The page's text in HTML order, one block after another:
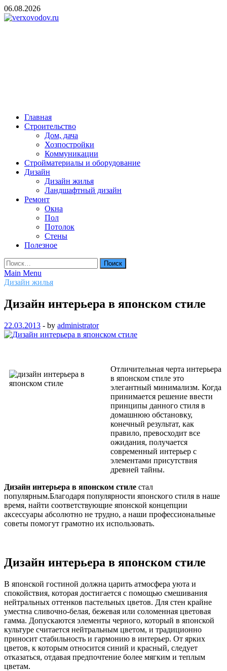
Skip
to
06.08.2026
Главная
Строительство
Дом, дача
Хозпостройки
Коммуникации
Стройматериалы и оборудование
Дизайн
Дизайн жилья
Ландшафтный дизайн
Ремонт
Окна
Пол
Потолок
Стены
Полезное
Найти:
Main Menu
Дизайн жилья
Дизайн интерьера в японском стиле
22.03.2013 - by administrator
Отличительная черта интерьера
в японском стиле это
элегантный минимализм. Когда
принимается решение ввести
принципы данного стиля в
домашнюю обстановку,
конечный результат, как
правило, превосходит все
ожидания, получается
современный интерьер с
элементами присутствия
древней тайны.
Дизайн интерьера в японском стиле стал
популярным.Благодаря популярности японского стиля в наше
время, найти соответствующие японской концепции
аксессуары абсолютно не трудно, а наши профессиональные
советы помогут грамотно их использовать.
Дизайн интерьера в японском стиле
В японской гостиной должна царить атмосфера уюта и
спокойствия, которая достигается с помощью смешивания
нейтральных оттенков пастельных цветов. Для стен крайне
уместна сливочно-белая, бежевая или соломенная цветовая
гамма. Допускаются элементы черного, который в японской
культуре считается нейтральным цветом, и традиционно
приносит стабильность и гармонию в интерьер. От ярких
цветов, к которым относится синий и красный, следует
отказаться, отдавая предпочтение более мягким и теплым
цветам.